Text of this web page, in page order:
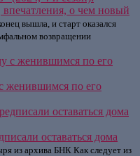
впечатления, о чем новый
вышла, и старт оказался
возвращении
женившимся по его
оставаться дома
из архива БНК Как следует из